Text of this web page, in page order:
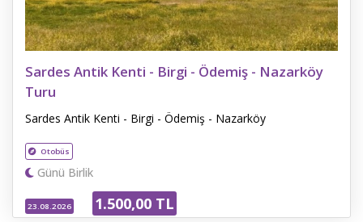
Sardes Antik Kenti - Birgi - Ödemiş - Nazarköy
Turu
Sardes Antik Kenti - Birgi - Ödemiş - Nazarköy
Otobüs
Günü Birlik
23.08.2026 1.500,00 TL